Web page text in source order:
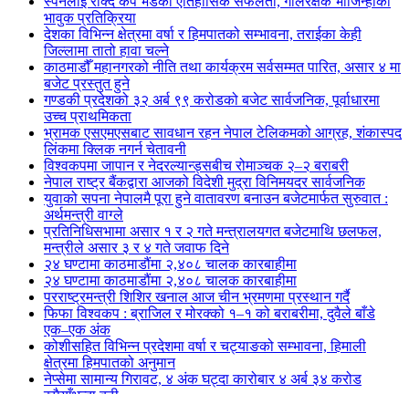
भावुक प्रतिक्रिया
देशका विभिन्न क्षेत्रमा वर्षा र हिमपातको सम्भावना, तराईका केही
जिल्लामा तातो हावा चल्ने
काठमाडौँ महानगरको नीति तथा कार्यक्रम सर्वसम्मत पारित, असार ४ मा
बजेट प्रस्तुत हुने
गण्डकी प्रदेशको ३२ अर्ब ९९ करोडको बजेट सार्वजनिक, पूर्वाधारमा
उच्च प्राथमिकता
भ्रामक एसएमएसबाट सावधान रहन नेपाल टेलिकमको आग्रह, शंकास्पद
लिंकमा क्लिक नगर्न चेतावनी
विश्वकपमा जापान र नेदरल्यान्ड्सबीच रोमाञ्चक २–२ बराबरी
नेपाल राष्ट्र बैंकद्वारा आजको विदेशी मुद्रा विनिमयदर सार्वजनिक
युवाको सपना नेपालमै पूरा हुने वातावरण बनाउन बजेटमार्फत सुरुवात :
अर्थमन्त्री वाग्ले
प्रतिनिधिसभामा असार १ र २ गते मन्त्रालयगत बजेटमाथि छलफल,
मन्त्रीले असार ३ र ४ गते जवाफ दिने
२४ घण्टामा काठमाडौंमा २,४०८ चालक कारबाहीमा
२४ घण्टामा काठमाडौंमा २,४०८ चालक कारबाहीमा
परराष्ट्रमन्त्री शिशिर खनाल आज चीन भ्रमणमा प्रस्थान गर्दै
फिफा विश्वकप : ब्राजिल र मोरक्को १–१ को बराबरीमा, दुवैले बाँडे
एक–एक अंक
कोशीसहित विभिन्न प्रदेशमा वर्षा र चट्याङको सम्भावना, हिमाली
क्षेत्रमा हिमपातको अनुमान
नेप्सेमा सामान्य गिरावट, ४ अंक घट्दा कारोबार ४ अर्ब ३४ करोड